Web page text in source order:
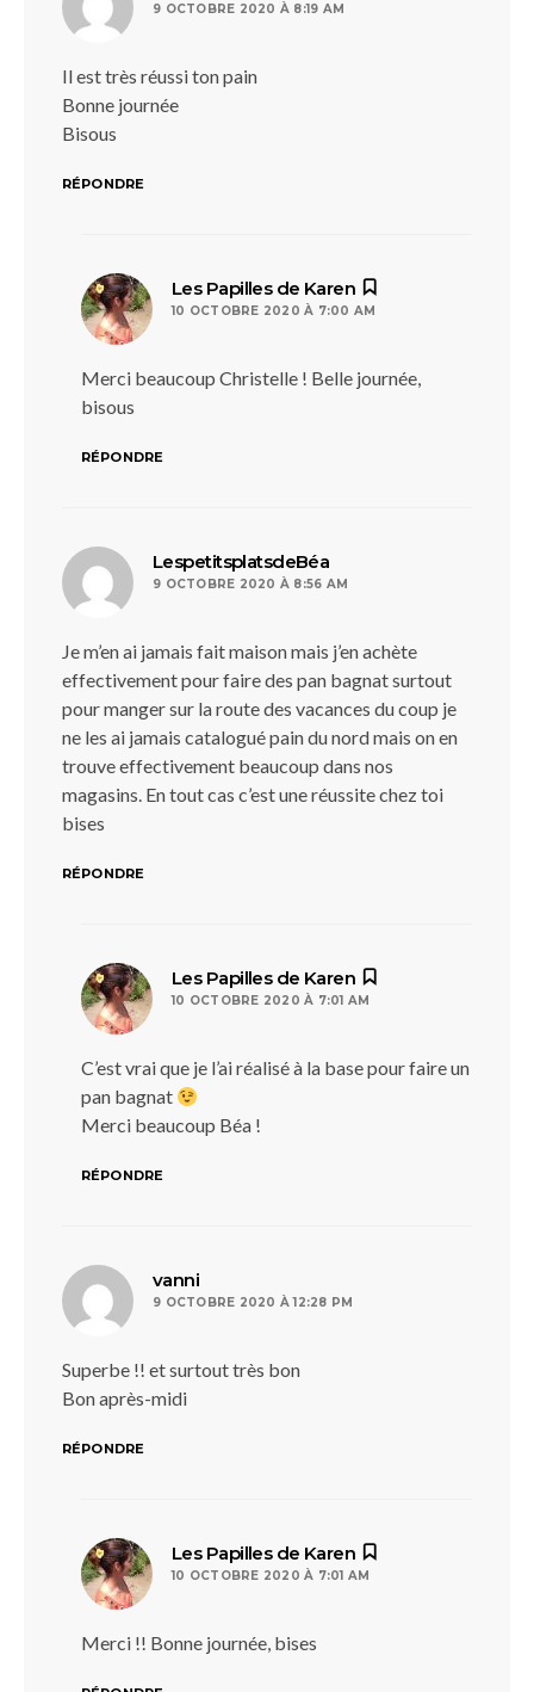
9 OCTOBRE 2020 À 8:19 AM
Il est très réussi ton pain
Bonne journée
Bisous
RÉPONDRE
Les Papilles de Karen
10 OCTOBRE 2020 À 7:00 AM
Merci beaucoup Christelle ! Belle journée,
bisous
RÉPONDRE
LespetitsplatsdeBéa
9 OCTOBRE 2020 À 8:56 AM
Je m’en ai jamais fait maison mais j’en achète
effectivement pour faire des pan bagnat surtout
pour manger sur la route des vacances du coup je
ne les ai jamais catalogué pain du nord mais on en
trouve effectivement beaucoup dans nos
magasins. En tout cas c’est une réussite chez toi
bises
RÉPONDRE
Les Papilles de Karen
10 OCTOBRE 2020 À 7:01 AM
C’est vrai que je l’ai réalisé à la base pour faire un
pan bagnat
Merci beaucoup Béa !
RÉPONDRE
vanni
9 OCTOBRE 2020 À 12:28 PM
Superbe !! et surtout très bon
Bon après-midi
RÉPONDRE
Les Papilles de Karen
10 OCTOBRE 2020 À 7:01 AM
Merci !! Bonne journée, bises